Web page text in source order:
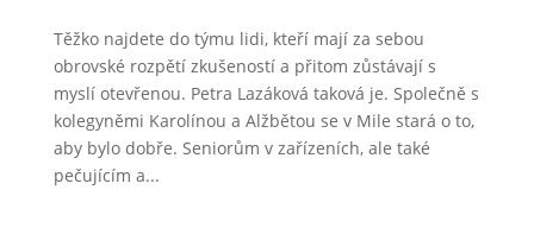
Těžko najdete do týmu lidi, kteří mají za sebou
obrovské rozpětí zkušeností a přitom zůstávají s
myslí otevřenou. Petra Lazáková taková je. Společně s
kolegyněmi Karolínou a Alžbětou se v Mile stará o to,
aby bylo dobře. Seniorům v zařízeních, ale také
pečujícím a...